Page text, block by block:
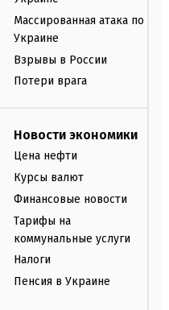
Массированная атака по
Украине
Взрывы в России
Потери врага
Новости экономики
Цена нефти
Курсы валют
Финансовые новости
Тарифы на
коммунальные услуги
Налоги
Пенсия в Украине